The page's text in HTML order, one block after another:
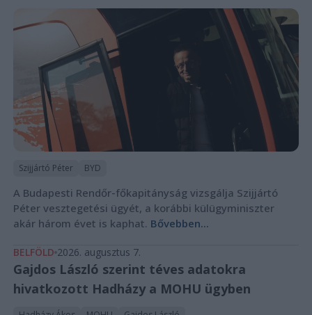
Szijjártó Péter BYD
A Budapesti Rendőr-főkapitányság vizsgálja Szijjártó
Péter vesztegetési ügyét, a korábbi külügyminiszter
akár három évet is kaphat. Bővebben...
BELFÖLD 2026. augusztus 7.
Gajdos László szerint téves adatokra
hivatkozott Hadházy a MOHU ügyben